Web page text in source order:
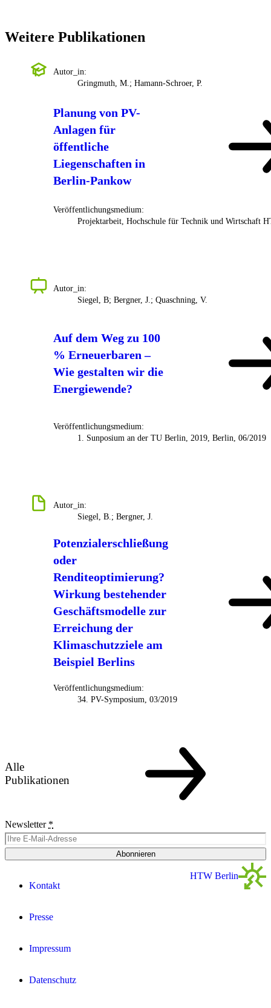
Weitere Publikationen
Autor_in:
Gringmuth, M.; Hamann-Schroer, P.
Planung von PV-
Anlagen für
öffentliche
Liegenschaften in
Berlin-Pankow
Veröffentlichungsmedium:
Projektarbeit, Hochschule für Technik und Wirtschaft
Autor_in:
Siegel, B; Bergner, J.; Quaschning, V.
Auf dem Weg zu 100
% Erneuerbaren –
Wie gestalten wir die
Energiewende?
Veröffentlichungsmedium:
1. Sunposium an der TU Berlin, 2019, Berlin, 06/2019
Autor_in:
Siegel, B.; Bergner, J.
Potenzialerschließung
oder
Renditeoptimierung?
Wirkung bestehender
Geschäftsmodelle zur
Erreichung der
Klimaschutzziele am
Beispiel Berlins
Veröffentlichungsmedium:
34. PV-Symposium, 03/2019
Alle
Publikationen
Newsletter *
Abonnieren
Kontakt
Presse
Impressum
Datenschutz­
HTW Berlin